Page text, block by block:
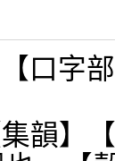
【口字
集韻】